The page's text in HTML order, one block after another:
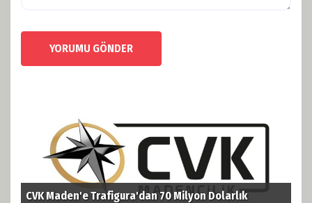
YORUMU GÖNDER
CVK Maden'e Trafigura'dan 70 Milyon Dolarlık